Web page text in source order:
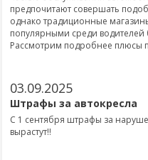
предпочитают совершать
однако традиционные
популярными среди водителей
Рассмотрим подробнее плюсы
03.09.2025
Штрафы за автокресла
С 1 сентября штрафы за
вырастут!!